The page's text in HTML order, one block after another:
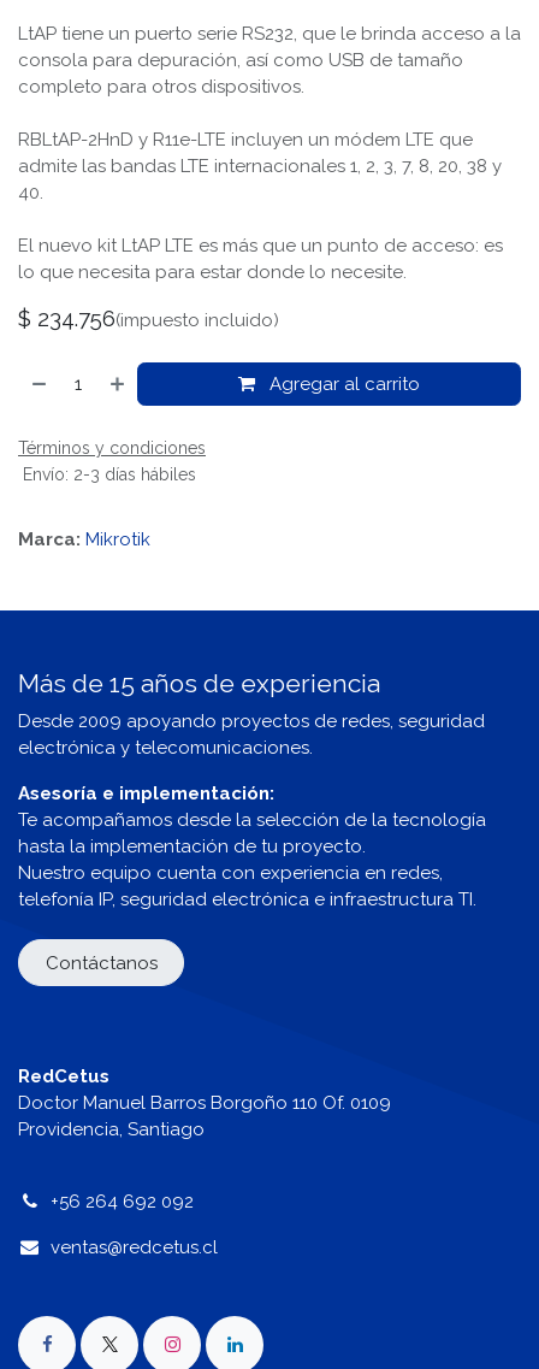
LtAP tiene un puerto serie RS232, que le brinda acceso a la
consola para depuración, así como USB de tamaño
completo para otros dispositivos.
RBLtAP-2HnD y R11e-LTE incluyen un módem LTE que
admite las bandas LTE internacionales 1, 2, 3, 7, 8, 20, 38 y
40.
El nuevo kit LtAP LTE es más que un punto de acceso: es
lo que necesita para estar donde lo necesite.
$ 234.756(impuesto incluido)
Agregar al carrito
Términos y condiciones
Envío: 2-3 días hábiles
Marca: Mikrotik
Más de 15 años de experiencia
Desde 2009 apoyando proyectos de redes, seguridad
electrónica y telecomunicaciones.
Asesoría e implementación:
Te acompañamos desde la selección de la tecnología
hasta la implementación de tu proyecto.
Nuestro equipo cuenta con experiencia en redes,
telefonía IP, seguridad electrónica e infraestructura TI.
Contáctanos
RedCetus
Doctor Manuel Barros Borgoño 110 Of. 0109
Providencia, Santiago
+56 264 692 092
ventas@redcetus.cl